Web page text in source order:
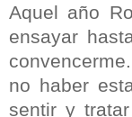
Aquel año
ensayar
no haber
sentir y